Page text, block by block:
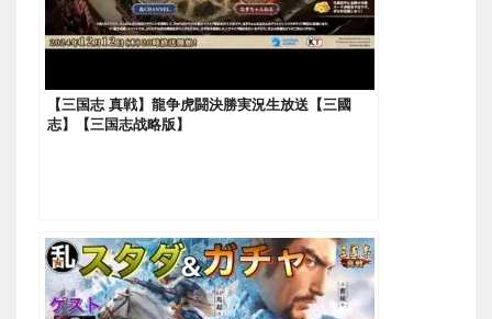
【三国志 真戦】龍争虎闘決勝実況生放送【三國
志】【三国志战略版】